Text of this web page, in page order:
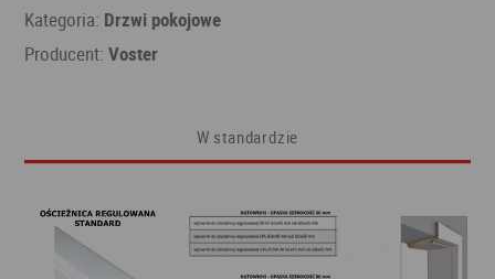
Kategoria: Drzwi pokojowe
Producent:Voster
W standardzie